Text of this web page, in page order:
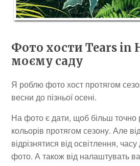
Фото хости Tears in
моєму саду
Я роблю фото хост протягом
весни до пізньої осені.
На фото є дати, щоб більш точно
кольорів протягом сезону. Але
відрізнятися від освітлення,
фото. А також від налаштувать